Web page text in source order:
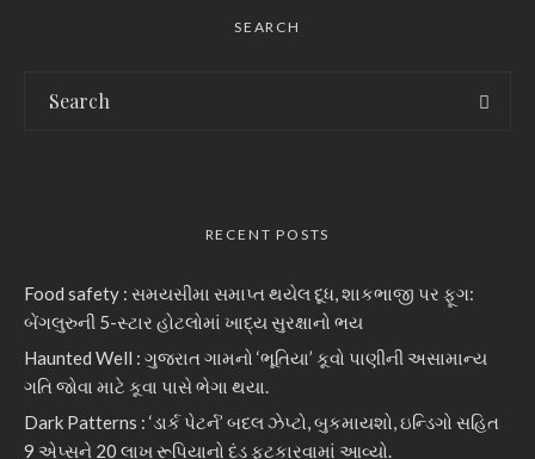
SEARCH
RECENT POSTS
Food safety : સમયસીમા સમાપ્ત થયેલ દૂધ, શાકભાજી પર ફૂગ:
બેંગલુરુની 5-સ્ટાર હોટલોમાં ખાદ્ય સુરક્ષાનો ભય
Haunted Well : ગુજરાત ગામનો ‘ભૂતિયા’ કૂવો પાણીની અસામાન્ય
ગતિ જોવા માટે કૂવા પાસે ભેગા થયા.
Dark Patterns : ‘ડાર્ક પેટર્ન’ બદલ ઝેપ્ટો, બુકમાયશો, ઇન્ડિગો સહિત
9 એપ્સને 20 લાખ રૂપિયાનો દંડ ફટકારવામાં આવ્યો.